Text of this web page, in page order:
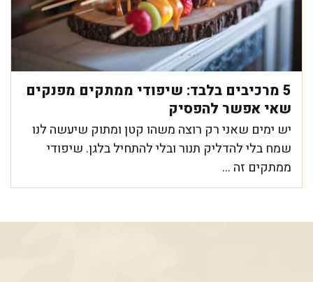
5 מרכיבים בלבד: שיפודי ממתקים מפנקים
שאי אפשר להפסיק
יש ימים שאני רק רוצה משהו קטן ומתוק שיעשה לנו
שמח בלי להדליק תנור ובלי להתחיל בלגן. שיפודי
ממתקים זה ...